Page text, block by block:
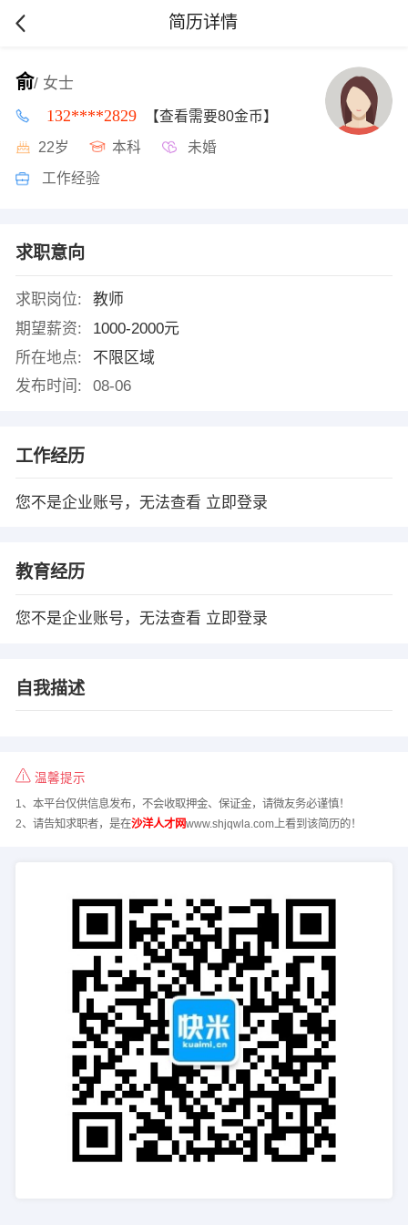
简历详情
俞/ 女士
132****2829 【查看需要80金币】
22岁 本科 未婚
工作经验
求职意向
求职岗位:
教师
期望薪资:
1000-2000元
所在地点:
不限区域
发布时间:
08-06
工作经历
您不是企业账号，无法查看 立即登录
教育经历
您不是企业账号，无法查看 立即登录
自我描述
温馨提示
1、本平台仅供信息发布，不会收取押金、保证金，请微友务必谨慎！
2、请告知求职者，是在沙洋人才网www.shjqwla.com上看到该简历的！